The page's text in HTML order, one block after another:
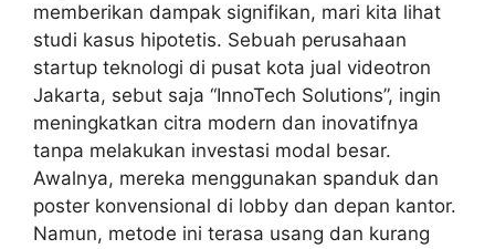
memberikan dampak signifikan, mari kita lihat
studi kasus hipotetis. Sebuah perusahaan
startup teknologi di pusat kota jual videotron
Jakarta, sebut saja “InnoTech Solutions”, ingin
meningkatkan citra modern dan inovatifnya
tanpa melakukan investasi modal besar.
Awalnya, mereka menggunakan spanduk dan
poster konvensional di lobby dan depan kantor.
Namun, metode ini terasa usang dan kurang